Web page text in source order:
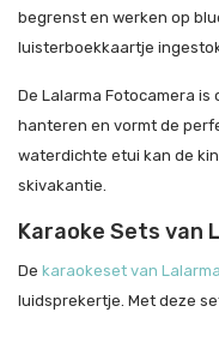
begrenst en werken op
luisterboekkaartje
De Lalarma Fotocamera
hanteren en vormt de
waterdichte etui kan de
skivakantie.
Karaoke Sets van
De karaokeset van Lalarma
luidsprekertje. Met deze